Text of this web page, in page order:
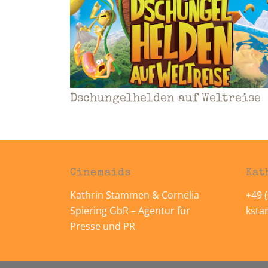
Dschungelhelden auf Weltreise
Cinemaids
Kathrin Stammen & Cornelia
Spiering GbR – Agentur für
Presse und PR
+49